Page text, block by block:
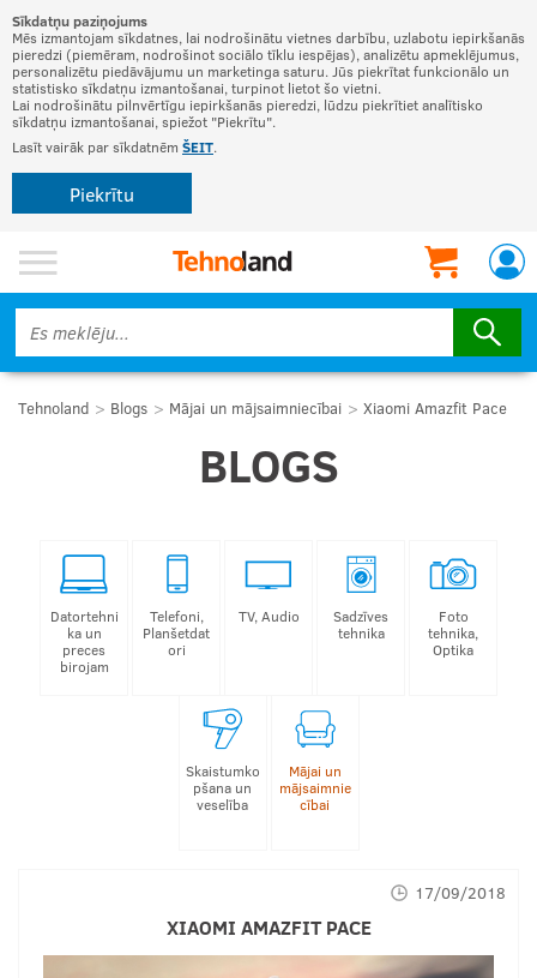
Sīkdatņu paziņojums
Mēs izmantojam sīkdatnes, lai nodrošinātu vietnes darbību, uzlabotu iepirkšanās
pieredzi (piemēram, nodrošinot sociālo tīklu iespējas), analizētu apmeklējumus,
personalizētu piedāvājumu un marketinga saturu. Jūs piekrītat funkcionālo un
statistisko sīkdatņu izmantošanai, turpinot lietot šo vietni.
Lai nodrošinātu pilnvērtīgu iepirkšanās pieredzi, lūdzu piekrītiet analītisko
sīkdatņu izmantošanai, spiežot "Piekrītu".
Lasīt vairāk par sīkdatnēm ŠEIT.
Piekrītu
Tehnoland Blogs Mājai un mājsaimniecībai Xiaomi Amazfit Pace
BLOGS
Datortehni
ka un
preces
birojam
Telefoni,
Planšetdat
ori
TV, Audio
Sadzīves
tehnika
Foto
tehnika,
Optika
Skaistumko
pšana un
veselība
Mājai un
mājsaimnie
cībai
XIAOMI AMAZFIT PACE
17/09/2018